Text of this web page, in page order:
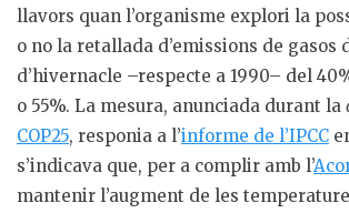
llavors quan l’organisme explori la
o no la retallada d’emissions de gasos
d’hivernacle –respecte a 1990– del
o 55%. La mesura, anunciada durant la
COP25, responia a l’informe de l’IPCC
s’indicava que, per a complir amb l’
mantenir l’augment de les